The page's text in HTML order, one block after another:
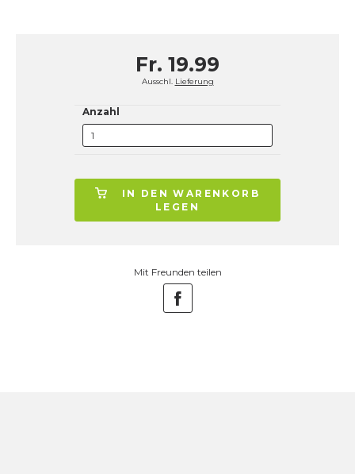
Fr. 19.99
Ausschl. Lieferung
Anzahl
IN DEN WARENKORB
LEGEN
Mit Freunden teilen